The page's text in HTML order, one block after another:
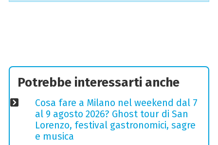
Potrebbe interessarti anche
Cosa fare a Milano nel weekend dal 7
al 9 agosto 2026? Ghost tour di San
Lorenzo, festival gastronomici, sagre
e musica